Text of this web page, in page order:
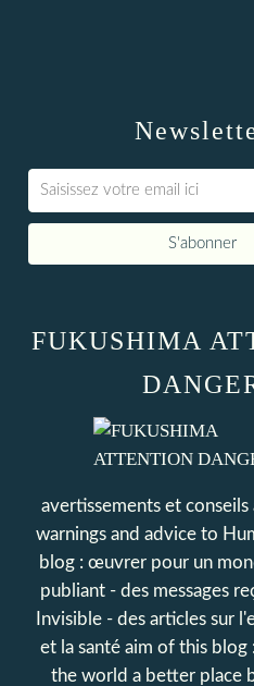
FUKUSHIMA
avertissements et
warnings and advice to
blog : œuvrer pour un
publiant - des messages
Invisible - des articles sur
et la santé aim of this blog
the world a better place